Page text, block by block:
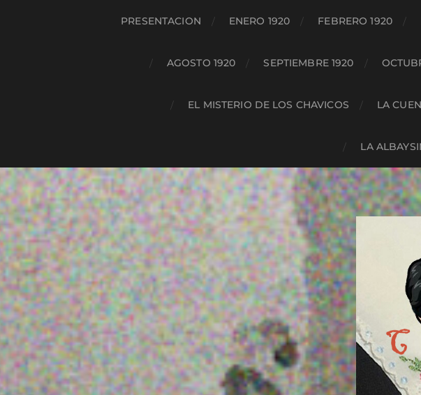
PRESENTACION ENERO 1920 FEBRERO 1920
AGOSTO 1920 SEPTIEMBRE 1920
EL MISTERIO DE LOS CHAVICOS LA
LA